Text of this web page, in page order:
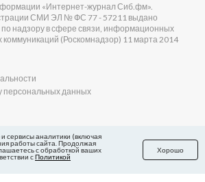
«Интернет-журнал Сиб.фм».
СМИ ЭЛ № ФС 77 - 57211 выдано
надзору в сфере связи, информационных
коммуникаций (Роскомнадзор) 11 марта 2014
персональных данных
сервисы аналитики (включая
работы сайта. Продолжая
с обработкой ваших
сПолитикой
Хорошо